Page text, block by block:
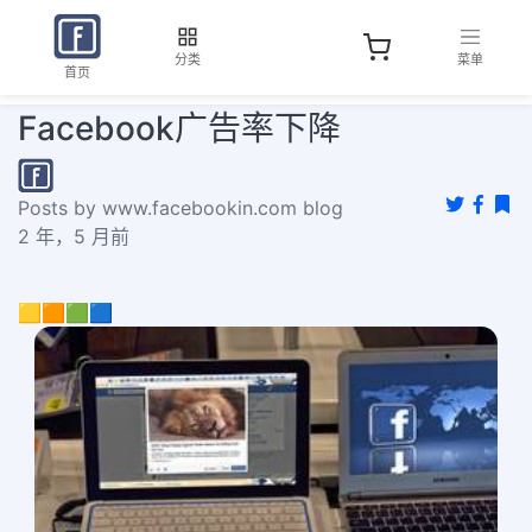
首页
分类 菜单
Facebook广告率下降
Posts by www.facebookin.com blog
2 年，5 月前
🟨🟧🟩🟦